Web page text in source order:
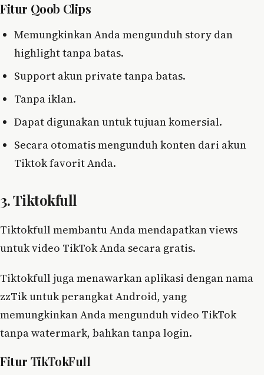
Fitur Qoob Clips
Memungkinkan Anda mengunduh story dan
highlight tanpa batas.
Support akun private tanpa batas.
Tanpa iklan.
Dapat digunakan untuk tujuan komersial.
Secara otomatis mengunduh konten dari akun
Tiktok favorit Anda.
3. Tiktokfull
Tiktokfull membantu Anda mendapatkan views
untuk video TikTok Anda secara gratis.
Tiktokfull juga menawarkan aplikasi dengan nama
zzTik untuk perangkat Android, yang
memungkinkan Anda mengunduh video TikTok
tanpa watermark, bahkan tanpa login.
Fitur TikTokFull